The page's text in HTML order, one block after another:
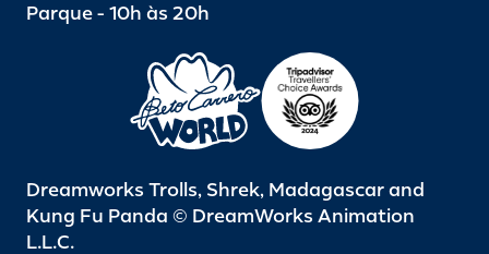
Parque - 10h às 20h
Dreamworks Trolls, Shrek, Madagascar and
Kung Fu Panda © DreamWorks Animation
L.L.C.